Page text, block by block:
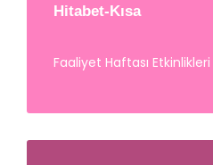
Hitabet-Kısa
Faaliyet Haftası Etkinlikleri